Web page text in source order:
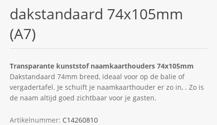
dakstandaard 74x105mm
(A7)
Transparante kunststof naamkaarthouders 74x105mm
Dakstandaard 74mm breed, ideaal voor op de balie of
vergadertafel. Je schuift je naamkaarthouder er zo in, . Zo is
de naam altijd goed zichtbaar voor je gasten.
Artikelnummer: C14260810